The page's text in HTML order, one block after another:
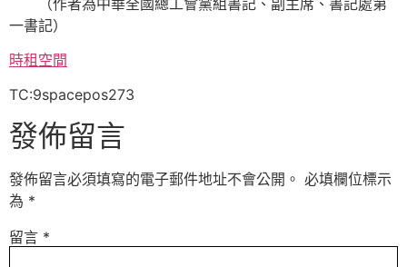
一書記）
時租空間
TC:9spacepos273
發佈留言
發佈留言必須填寫的電子郵件地址不會公開。 必填欄位標示
為 *
留言 *